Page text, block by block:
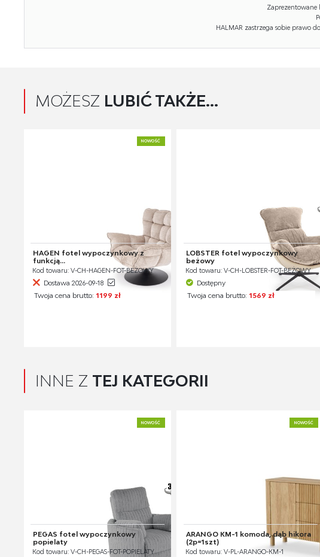
Zaprezentowane
HALMAR zastrzega sobie prawo
MOŻESZ LUBIĆ TAKŻE...
NOWOŚĆ
HAGEN fotel wypoczynkowy z
funkcją...
Kod towaru: V-CH-HAGEN-FOT-BEŻOWY
Dostawa 2026-09-18
Twoja cena brutto:1199 zł
LOBSTER fotel wypoczynkowy
beżowy
Kod towaru: V-CH-LOBSTER-FOT-BEŻOWY
Dostępny
Twoja cena brutto:1569 zł
INNE Z TEJ KATEGORII
NOWOŚĆ
PEGAS fotel wypoczynkowy
popielaty
Kod towaru: V-CH-PEGAS-FOT-POPIELATY
NOWOŚĆ
ARANGO KM-1 komoda, dąb hikora
(2p=1szt)
Kod towaru: V-PL-ARANGO-KM-1